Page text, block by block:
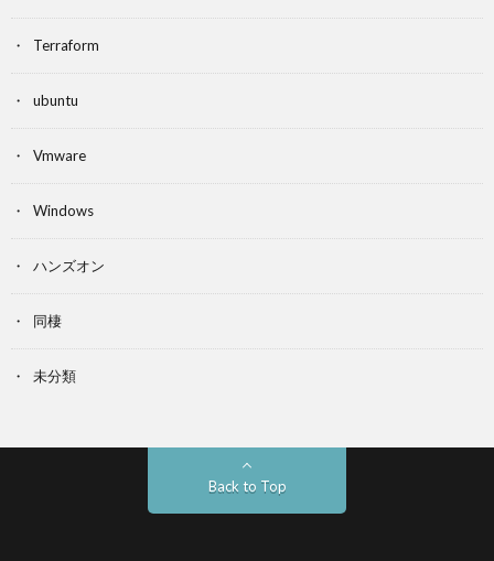
Terraform
ubuntu
Vmware
Windows
ハンズオン
同棲
未分類
Back to Top